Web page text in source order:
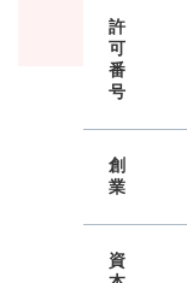
許
可
番
号
創
業
資